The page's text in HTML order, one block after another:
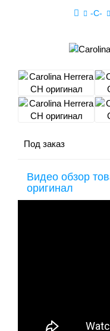
-C-
Под заказ
Видео обзор
оригинал